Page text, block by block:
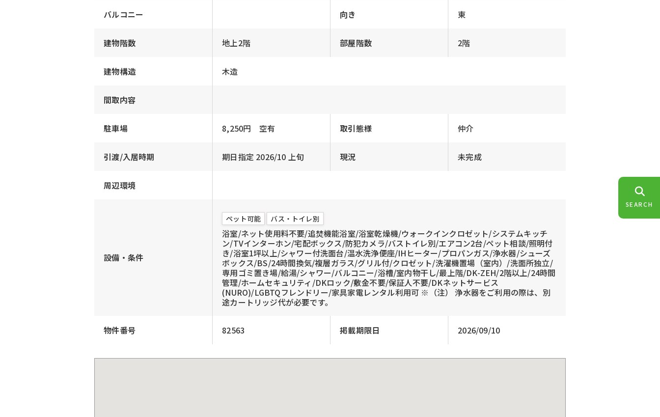
バルコニー 向き 東
建物階数 地上2階 部屋階数 2階
建物構造 木造
間取内容
駐車場 8,250円 空有 取引態様 仲介
引渡/入居時期 期日指定 2026/10 上旬 現況 未完成
周辺環境
設備・条件
ペット可能 バス・トイレ別
浴室/ネット使用料不要/追焚機能浴室/浴室乾燥機/ウォークインクロゼット/システムキッチ
ン/TVインターホン/宅配ボックス/防犯カメラ/バストイレ別/エアコン2台/ペット相談/照明付
き/浴室1坪以上/シャワー付洗面台/温水洗浄便座/IHヒーター/プロパンガス/浄水器/シューズ
ボックス/BS/24時間換気/複層ガラス/グリル付/クロゼット/洗濯機置場（室内）/洗面所独立/
専用ゴミ置き場/給湯/シャワー/バルコニー/浴槽/室内物干し/最上階/DK-ZEH/2階以上/24時間
管理/ホームセキュリティ/DKロック/敷金不要/保証人不要/DKネットサービス
(NURO)/LGBTQフレンドリー/家具家電レンタル利用可 ※（注） 浄水器をご利用の際は、別
途カートリッジ代が必要です。
物件番号 82563 掲載期限日 2026/09/10
SEARCH